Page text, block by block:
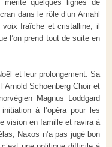
quelques lignes de
dans le rôle d’un Amahl
fraîche et cristalline, il
l’on prend tout de suite en
et leur prolongement. Sa
Schoenberg Choir et
Magnus Loddgard
à l’opéra pour les
vision en famille et ravira à
Naxos n’a pas jugé bon